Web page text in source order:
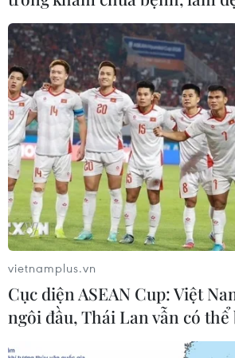
Khởi tố người đi bộ gây tai nạn chết
người trên quốc lộ ở Quảng Trị
06/08/2026 09:44
Khởi tố Chủ tịch Hội đồng quản
Giám đốc Công ty cổ phần
06/08/2026 09:06
Thêm một nhóm dàn cảnh cướp
tại khu Tân Huê Viên sa lưới
Khẩn trường khám nghiệm
vietnamplus.vn
Cục diện ASEAN Cup: Việt
ngôi đầu, Thái Lan vẫn có thể